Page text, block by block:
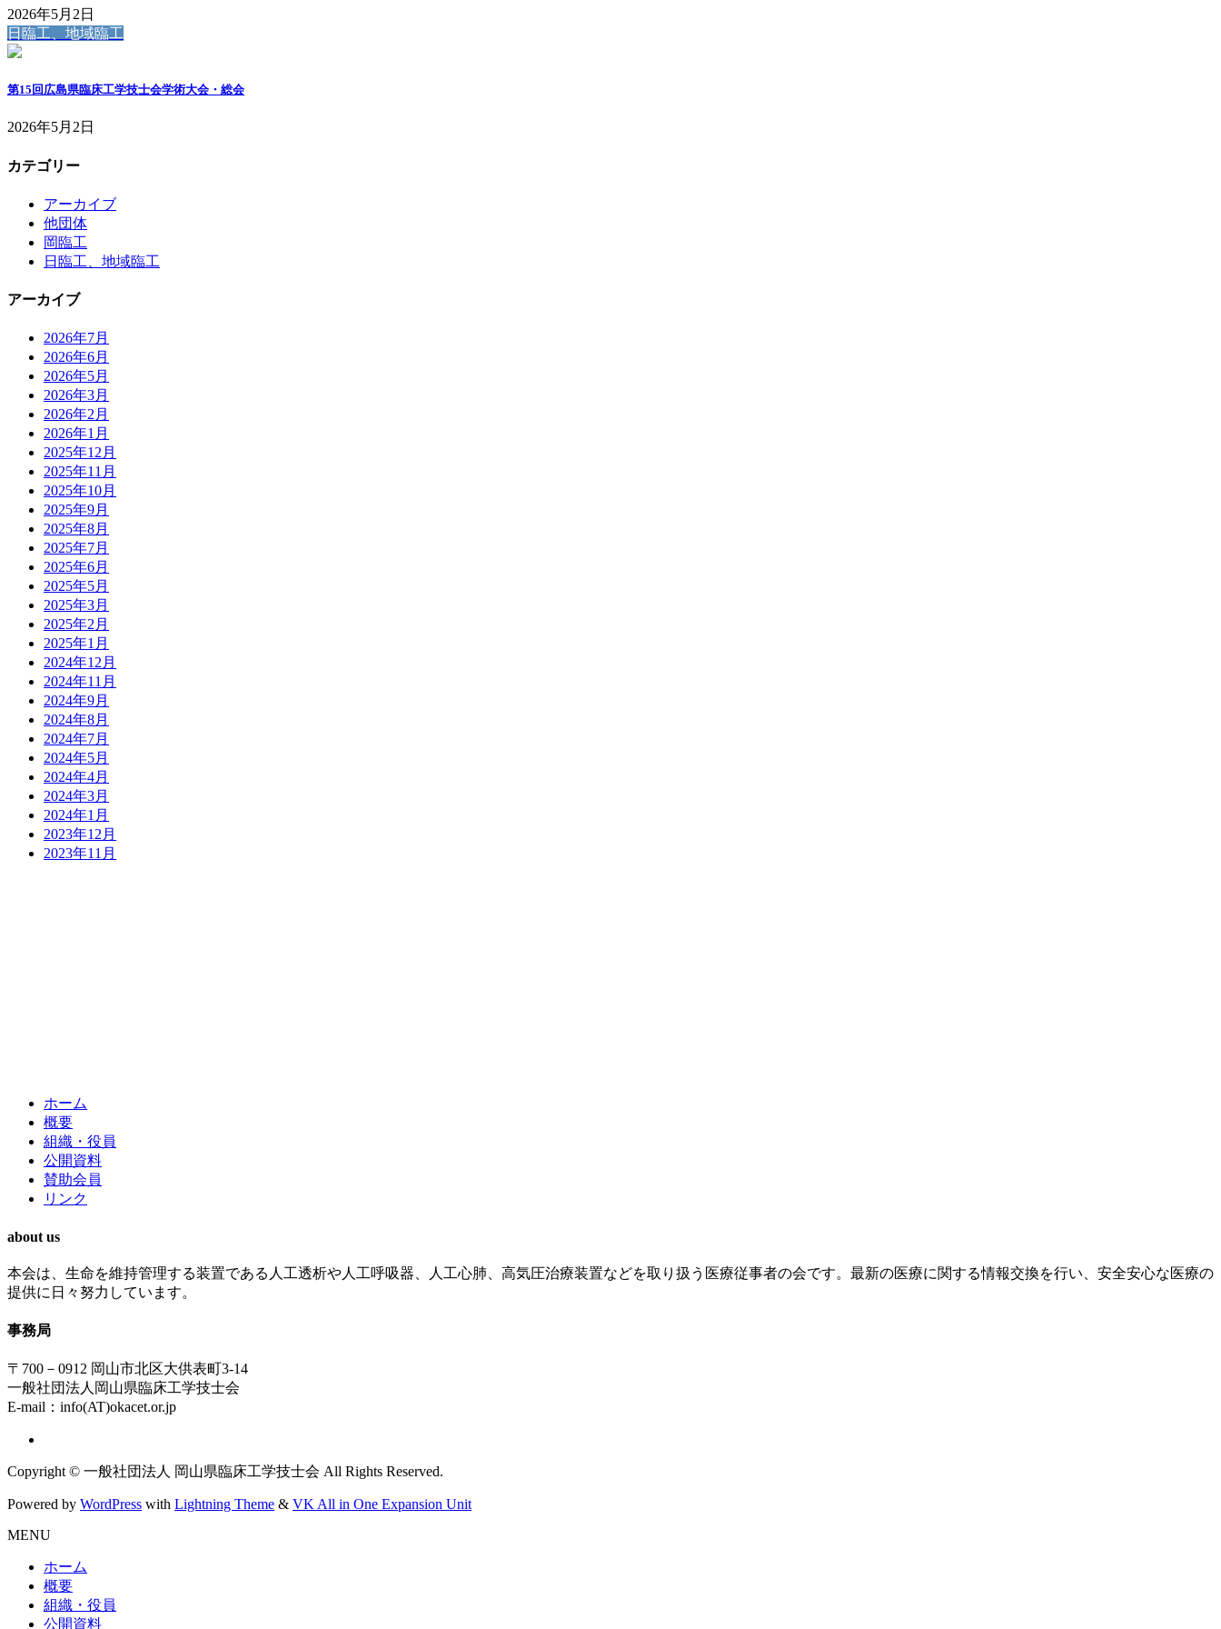
2026年5月2日
日臨工、地域臨工
第15回広島県臨床工学技士会学術大会・総会
2026年5月2日
カテゴリー
アーカイブ
他団体
岡臨工
日臨工、地域臨工
アーカイブ
2026年7月
2026年6月
2026年5月
2026年3月
2026年2月
2026年1月
2025年12月
2025年11月
2025年10月
2025年9月
2025年8月
2025年7月
2025年6月
2025年5月
2025年3月
2025年2月
2025年1月
2024年12月
2024年11月
2024年9月
2024年8月
2024年7月
2024年5月
2024年4月
2024年3月
2024年1月
2023年12月
2023年11月
ホーム
概要
組織・役員
公開資料
賛助会員
リンク
about us
本会は、生命を維持管理する装置である人工透析や人工呼吸器、人工心肺、高気圧治療装置などを取り扱う医療従事者の会です。最新の医療に関する情報交換を行い、安全安心な医療の
提供に日々努力しています。
事務局
〒700－0912 岡山市北区大供表町3-14
一般社団法人岡山県臨床工学技士会
E-mail：info(AT)okacet.or.jp
Copyright © 一般社団法人 岡山県臨床工学技士会 All Rights Reserved.
Powered by WordPress with Lightning Theme & VK All in One Expansion Unit
MENU
ホーム
概要
組織・役員
公開資料